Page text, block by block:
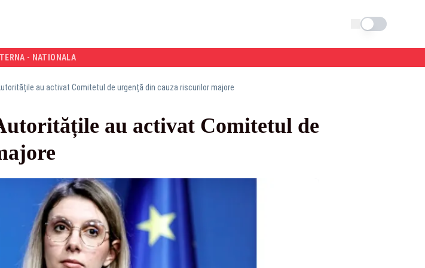
Schimba tema
- NATIONALA
au activat Comitetul de urgență din cauza riscurilor majore
au activat Comitetul de